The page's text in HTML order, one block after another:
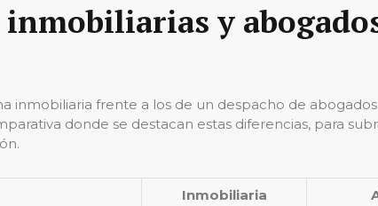
y
inmobiliaria frente a los de un despacho de
donde se destacan estas diferencias, para
Inmobiliaria